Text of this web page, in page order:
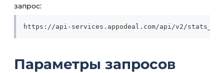
запрос:
https://api-services.appodeal.com/api/v2/
Параметры запросов